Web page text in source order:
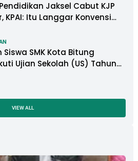
Jaksel Cabut KJP
KPAI: Itu Langgar Konvensi
Siswa SMK Kota Bitung
Ujian Sekolah (US) Tahun
VIEW ALL